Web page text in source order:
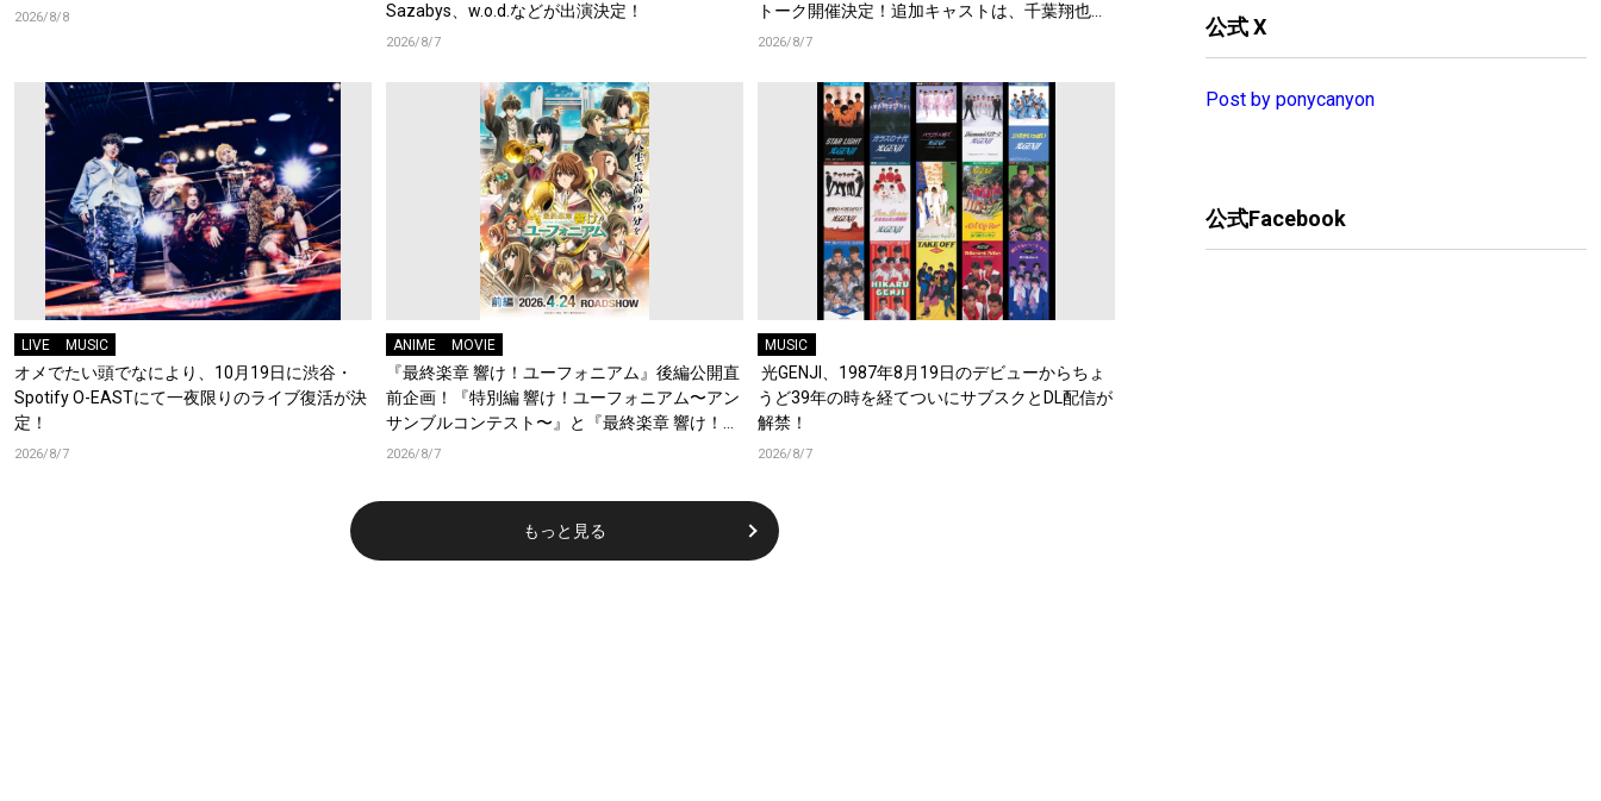
2026/8/8
Sazabys、w.o.d.などが出演決定！
2026/8/7
トーク開催決定！追加キャストは、千葉翔也、
梶原岳人、堀江瞬、綿貫竜之介！PV第1弾公
2026/8/7
LIVE MUSIC
オメでたい頭でなにより、10月19日に渋谷・
Spotify O-EASTにて一夜限りのライブ復活が決
定！
2026/8/7
ANIME MOVIE
『最終楽章 響け！ユーフォニアム』後編公開直
前企画！『特別編 響け！ユーフォニアム〜アン
サンブルコンテスト〜』と『最終楽章 響け！ユ
ーフォニアム』前編の一挙上映が決定！
2026/8/7
MUSIC
光GENJI、1987年8月19日のデビューからちょ
うど39年の時を経てついにサブスクとDL配信が
解禁！
2026/8/7
もっと見る
公式 X
Post by ponycanyon
公式Facebook